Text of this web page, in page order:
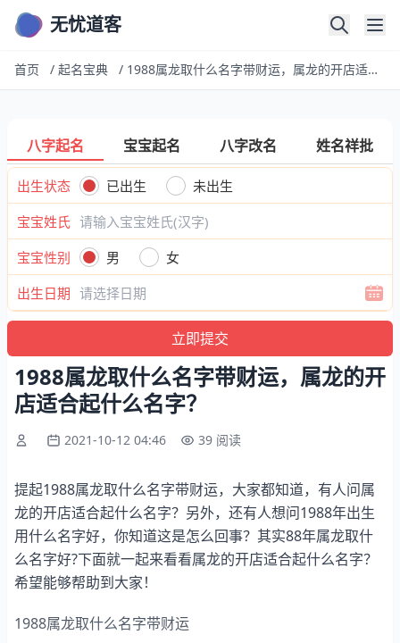
无忧道客
首页 / 起名宝典 / 1988属龙取什么名字带财运，属龙的开店适合起什么名字？
八字起名 宝宝起名 八字改名 姓名祥批
出生状态 已出生
未出生
宝宝姓氏
宝宝性别
男
女
出生日期
1988属龙取什么名字带财运，属龙的开
店适合起什么名字？
2021-10-12 04:46 39 阅读
提起1988属龙取什么名字带财运，大家都知道，有人问属
龙的开店适合起什么名字？另外，还有人想问1988年出生
用什么名字好，你知道这是怎么回事？其实88年属龙取什
么名字好?下面就一起来看看属龙的开店适合起什么名字？
希望能够帮助到大家！
1988属龙取什么名字带财运